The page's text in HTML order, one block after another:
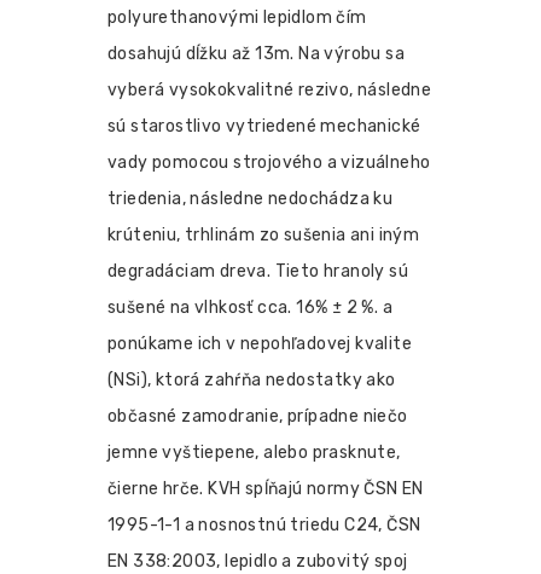
polyurethanovými lepidlom čím
dosahujú dĺžku až 13m. Na výrobu sa
vyberá vysokokvalitné rezivo, následne
sú starostlivo vytriedené mechanické
vady pomocou strojového a vizuálneho
triedenia, následne nedochádza ku
krúteniu, trhlinám zo sušenia ani iným
degradáciam dreva. Tieto hranoly sú
sušené na vlhkosť cca. 16% ± 2 %. a
ponúkame ich v nepohľadovej kvalite
(NSi), ktorá zahŕňa nedostatky ako
občasné zamodranie, prípadne niečo
jemne vyštiepene, alebo prasknute,
čierne hrče. KVH spĺňajú normy ČSN EN
1995-1-1 a nosnostnú triedu C24, ČSN
EN 338:2003, lepidlo a zubovitý spoj